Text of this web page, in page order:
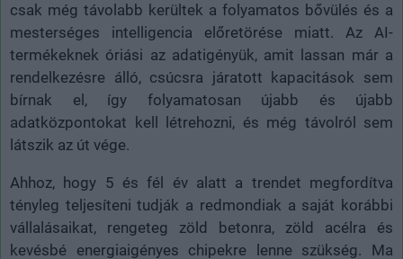
csak még távolabb kerültek a folyamatos bővülés és a
mesterséges intelligencia előretörése miatt. Az AI-
termékeknek óriási az adatigényük, amit lassan már a
rendelkezésre álló, csúcsra járatott kapacitások sem
bírnak el, így folyamatosan újabb és újabb
adatközpontokat kell létrehozni, és még távolról sem
látszik az út vége.
Ahhoz, hogy 5 és fél év alatt a trendet megfordítva
tényleg teljesíteni tudják a redmondiak a saját korábbi
vállalásaikat, rengeteg zöld betonra, zöld acélra és
kevésbé energiaigényes chipekre lenne szükség. Ma